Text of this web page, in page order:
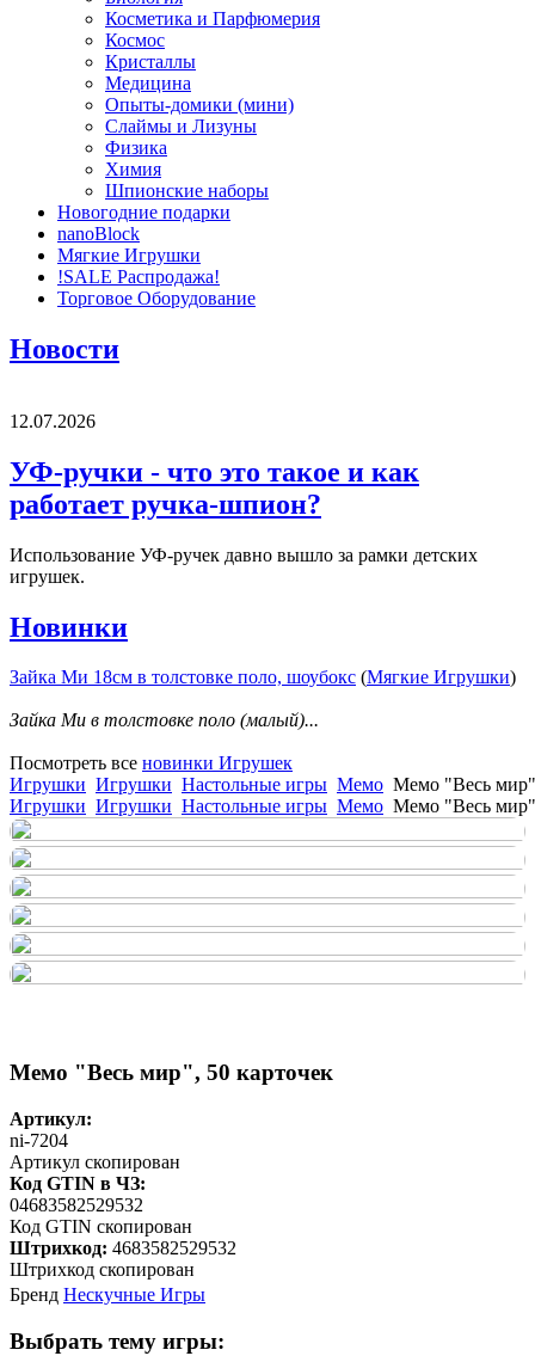
Косметика и Парфюмерия
Космос
Кристаллы
Медицина
Опыты-домики (мини)
Слаймы и Лизуны
Физика
Химия
Шпионские наборы
Новогодние подарки
nanoBlock
Мягкие Игрушки
!SALE Распродажа!
Торговое Оборудование
Новости
12.07.2026
УФ-ручки - что это такое и как
работает ручка-шпион?
Использование УФ-ручек давно вышло за рамки детских
игрушек.
Новинки
Зайка Ми 18см в толстовке поло, шоубокс (Мягкие Игрушки)
Зайка Ми в толстовке поло (малый)...
Посмотреть все новинки Игрушек
Игрушки Игрушки Настольные игры Мемо Мемо "Весь
Игрушки Игрушки Настольные игры Мемо Мемо "Весь
Мемо "Весь мир", 50 карточек
Артикул:
ni-7204
Артикул скопирован
Код GTIN в ЧЗ:
04683582529532
Код GTIN скопирован
Штрихкод: 4683582529532
Штрихкод скопирован
Бренд Нескучные Игры
Выбрать тему игры: